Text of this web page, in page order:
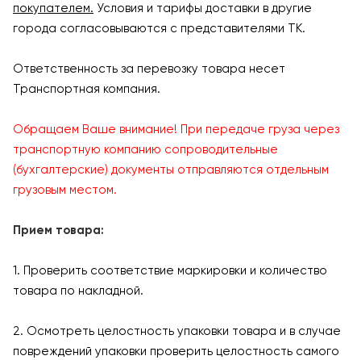
покупателем. Условия и тарифы доставки в другие
города согласовываются с представителями ТК.
Ответственность за перевозку товара несет
Транспортная компания.
Обращаем Ваше внимание! При передаче груза через
транспортную компанию сопроводительные
(бухгалтерские) документы отправляются отдельным
грузовым местом.
Прием товара:
1. Проверить соответствие маркировки и количество
товара по накладной.
2. Осмотреть целостность упаковки товара и в случае
повреждений упаковки проверить целостность самого